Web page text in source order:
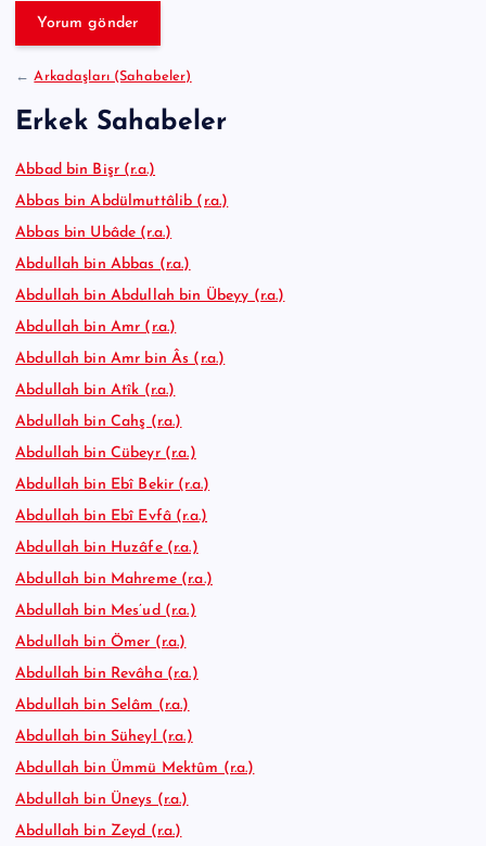
←Arkadaşları (Sahabeler)
Erkek Sahabeler
Abbad bin Bişr (r.a.)
Abbas bin Abdülmuttâlib (r.a.)
Abbas bin Ubâde (r.a.)
Abdullah bin Abbas (r.a.)
Abdullah bin Abdullah bin Übeyy (r.a.)
Abdullah bin Amr (r.a.)
Abdullah bin Amr bin Âs (r.a.)
Abdullah bin Atîk (r.a.)
Abdullah bin Cahş (r.a.)
Abdullah bin Cübeyr (r.a.)
Abdullah bin Ebî Bekir (r.a.)
Abdullah bin Ebî Evfâ (r.a.)
Abdullah bin Huzâfe (r.a.)
Abdullah bin Mahreme (r.a.)
Abdullah bin Mes’ud (r.a.)
Abdullah bin Ömer (r.a.)
Abdullah bin Revâha (r.a.)
Abdullah bin Selâm (r.a.)
Abdullah bin Süheyl (r.a.)
Abdullah bin Ümmü Mektûm (r.a.)
Abdullah bin Üneys (r.a.)
Abdullah bin Zeyd (r.a.)